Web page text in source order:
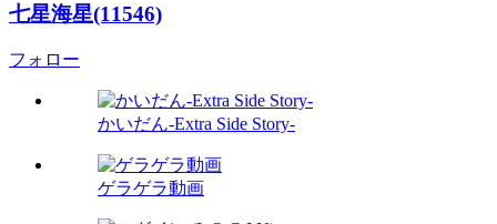
七星海星(11546)
フォロー
かいだん-Extra Side Story-
ゲラゲラ動画